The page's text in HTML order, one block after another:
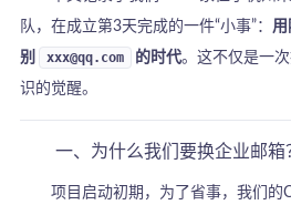
队，在成立第3天完成的一件“小事”：
别
xxx@qq.com 的时代。这不仅是一
识的觉醒。
一、为什么我们要换企业邮箱
项目启动初期，为了省事，我们的